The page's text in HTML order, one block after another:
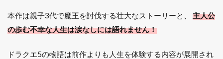
本作は親子3代で魔王を討伐する壮大なストーリーと、
主人公
の歩む不幸な人生は涙なしには語れません！
ドラクエ5の物語は前作よりも人生を体験する内容が展開され